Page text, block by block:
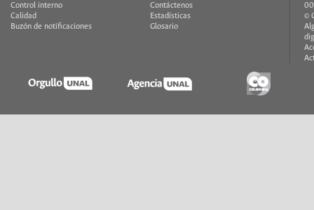
Control interno
Calidad
Buzón de notificaciones
Contáctenos
Estadísticas
Glosario
©